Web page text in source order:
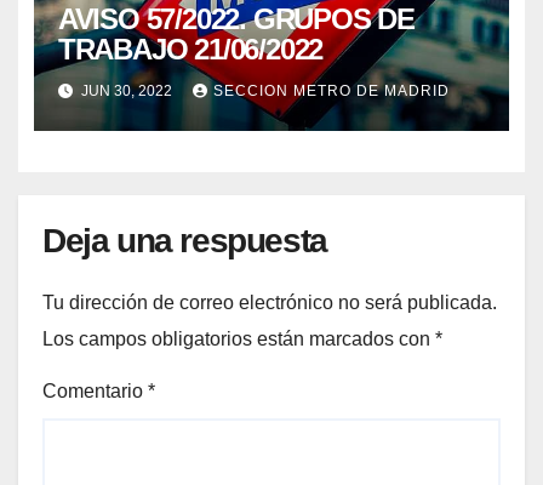
AVISO 57/2022. GRUPOS DE
TRABAJO 21/06/2022
JUN 30, 2022 SECCION METRO DE MADRID
Deja una respuesta
Tu dirección de correo electrónico no será publicada.
Los campos obligatorios están marcados con *
Comentario *